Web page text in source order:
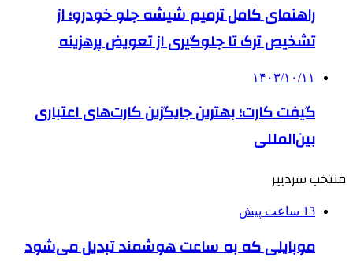
راهنمای کامل ترمیم شیشه جلو خودرو؛ از
تشخیص ترک تا جلوگیری از تعویض پرهزینه
۱۴۰۳/۱۰/۱۱
گیفت کارت؛ بهترین جایگزین کارت‌های اعتباری
بین‌المللی
منتخب سردبیر
13 ساعت پیش
موبایلی که به ساعت هوشمند تبدیل می‌شود